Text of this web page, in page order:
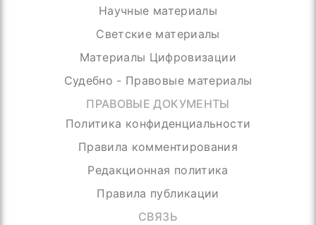
Научные материалы
Светские материалы
Материалы Цифровизации
Судебно - Правовые материалы
ПРАВОВЫЕ ДОКУМЕНТЫ
Политика конфиденциальности
Правила комментирования
Редакционная политика
Правила публикации
СВЯЗЬ